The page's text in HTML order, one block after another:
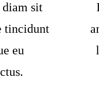
diam sit
tincidunt
eu